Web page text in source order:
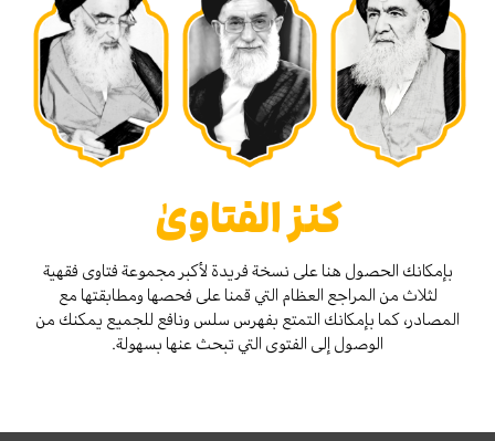
كنز الفتاوىٰ
بإمكانك الحصول هنا على نسخة فريدة لأكبر مجموعة فتاوى فقهية
لثلاث من المراجع العظام التي قمنا على فحصها ومطابقتها مع
المصادر، كما بإمكانك التمتع بفهرس سلس ونافع للجميع يمكنك من
الوصول إلى الفتوى التي تبحث عنها بسهولة.